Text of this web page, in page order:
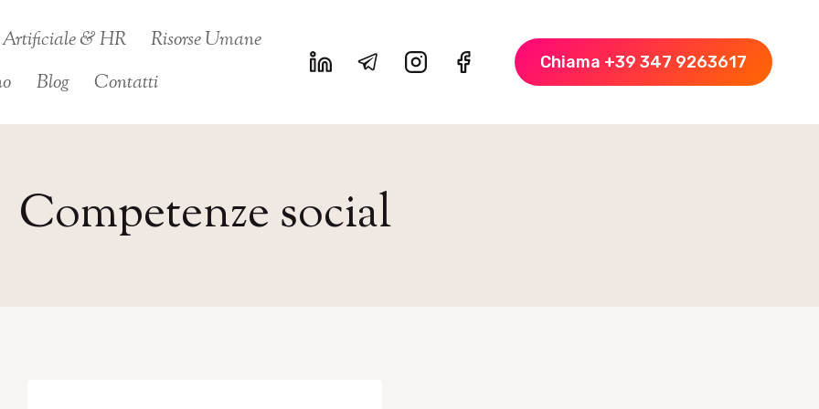
& HR
Risorse Umane
Blog Contatti
Chiama +39 347 9263617
Competenze social